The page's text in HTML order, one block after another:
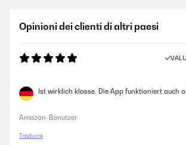
Opinioni dei clienti di altri paesi
Ist wirklich klasse. Die App funktioniert auch
Amazon-Benutzer
Tradurre